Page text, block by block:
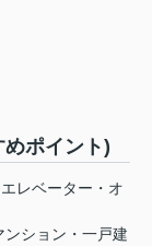
ポイント)
レベーター・オ
ション・一戸建